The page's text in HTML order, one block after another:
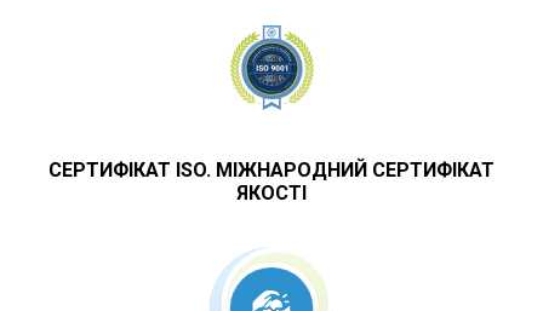
СЕРТИФІКАТ ISO. МІЖНАРОДНИЙ СЕРТИФІКАТ
ЯКОСТІ